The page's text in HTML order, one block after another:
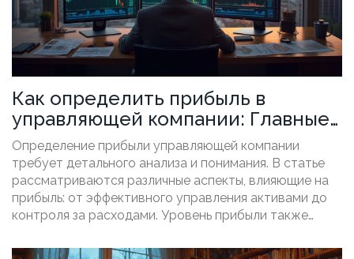
Как определить прибыль в
управляющей компании: Главные
аспекты
Определение прибыли управляющей компании
требует детального анализа и понимания. В статье
рассматриваются различные аспекты, влияющие на
прибыль: от эффективного управления активами до
контроля за расходами. Уровень прибыли также
оптимизации операционных процессов. Основное